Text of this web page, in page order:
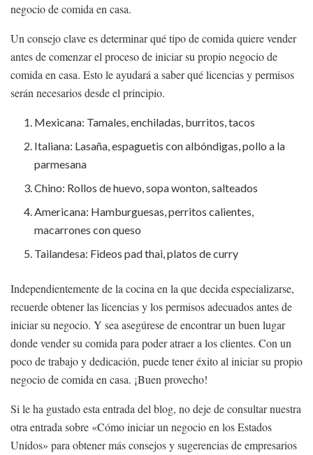
negocio de comida en casa.
Un consejo clave es determinar qué tipo de comida quiere vender
antes de comenzar el proceso de iniciar su propio negocio de
comida en casa. Esto le ayudará a saber qué licencias y permisos
serán necesarios desde el principio.
Mexicana: Tamales, enchiladas, burritos, tacos
Italiana: Lasaña, espaguetis con albóndigas, pollo a la
parmesana
Chino: Rollos de huevo, sopa wonton, salteados
Americana: Hamburguesas, perritos calientes,
macarrones con queso
Tailandesa: Fideos pad thai, platos de curry
Independientemente de la cocina en la que decida especializarse,
recuerde obtener las licencias y los permisos adecuados antes de
iniciar su negocio. Y sea asegúrese de encontrar un buen lugar
donde vender su comida para poder atraer a los clientes. Con un
poco de trabajo y dedicación, puede tener éxito al iniciar su propio
negocio de comida en casa. ¡Buen provecho!
Si le ha gustado esta entrada del blog, no deje de consultar nuestra
otra entrada sobre «Cómo iniciar un negocio en los Estados
Unidos» para obtener más consejos y sugerencias de empresarios